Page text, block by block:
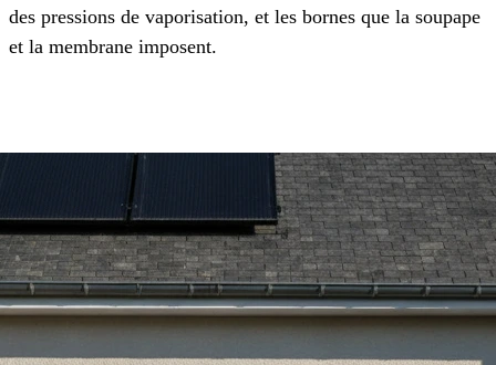
des pressions de vaporisation, et les bornes que la soupape
et la membrane imposent.